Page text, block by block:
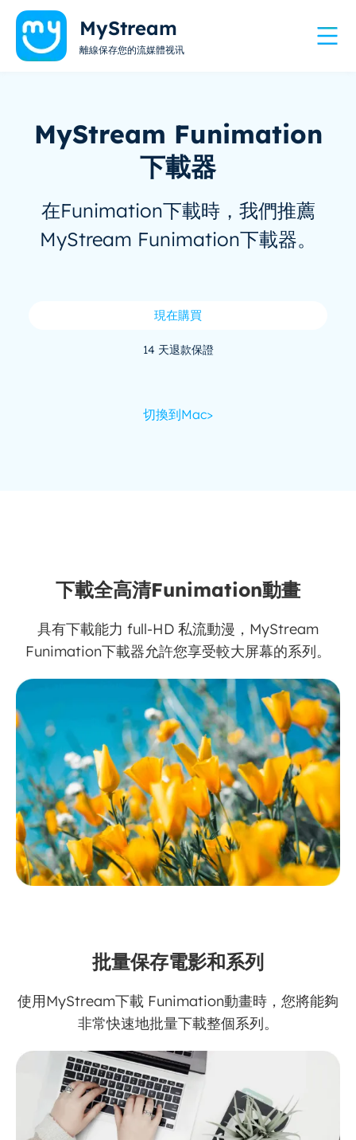
MyStream
離線保存您的流媒體视讯
MyStream Funimation
下載器
在Funimation下載時，我們推薦
MyStream Funimation下載器。
現在購買
14 天退款保證
切換到Mac>
下載全高清Funimation動畫
具有下載能力 full-HD 私流動漫，MyStream
Funimation下載器允許您享受較大屏幕的系列。
批量保存電影和系列
使用MyStream下載 Funimation動畫時，您將能夠
非常快速地批量下載整個系列。